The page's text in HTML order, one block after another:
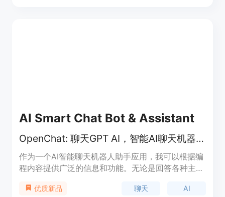
AI Smart Chat Bot & Assistant
OpenChat: 聊天GPT AI，智能AI聊天机器人助手
作为一个AI智能聊天机器人助手应用，我可以根据编
程内容提供广泛的信息和功能。无论是回答各种主题
务、还是提供个性化内容，我都可以胜任。同时，我
优质新品 聊天 AI